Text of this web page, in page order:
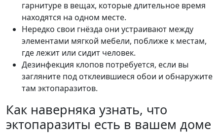
гарнитуре в вещах, которые длительное время
находятся на одном месте.
Нередко свои гнёзда они устраивают между
элементами мягкой мебели, поближе к местам,
где лежит или сидит человек.
Дезинфекция клопов потребуется, если вы
загляните под отклеившиеся обои и обнаружите
там эктопаразитов.
Как наверняка узнать, что
эктопаразиты есть в вашем доме